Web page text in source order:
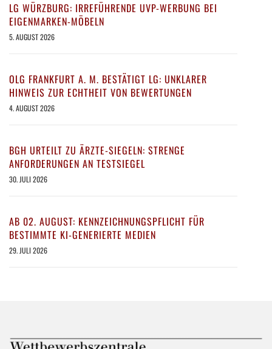
LG WÜRZBURG: IRREFÜHRENDE UVP-WERBUNG BEI
EIGENMARKEN-MÖBELN
5. AUGUST 2026
OLG FRANKFURT A. M. BESTÄTIGT LG: UNKLARER
HINWEIS ZUR ECHTHEIT VON BEWERTUNGEN
4. AUGUST 2026
BGH URTEILT ZU ÄRZTE-SIEGELN: STRENGE
ANFORDERUNGEN AN TESTSIEGEL
30. JULI 2026
AB 02. AUGUST: KENNZEICHNUNGSPFLICHT FÜR
BESTIMMTE KI-GENERIERTE MEDIEN
29. JULI 2026